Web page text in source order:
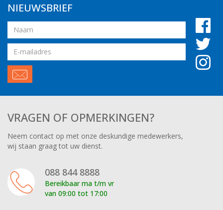
NIEUWSBRIEF
Naam
Email
adres
VRAGEN OF OPMERKINGEN?
Neem contact op met onze deskundige medewerkers,
wij staan graag tot uw dienst.
088 844 8888
Bereikbaar ma t/m vr
van 09:00 tot 17:00